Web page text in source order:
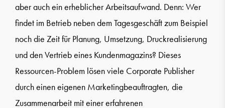
aber auch ein erheblicher Arbeitsaufwand. Denn: Wer
findet im Betrieb neben dem Tagesgeschäft zum Beispiel
noch die Zeit für Planung, Umsetzung, Druckrealisierung
und den Vertrieb eines Kundenmagazins? Dieses
Ressourcen-Problem lösen viele Corporate Publisher
durch einen eigenen Marketingbeauftragten, die
Zusammenarbeit mit einer erfahrenen